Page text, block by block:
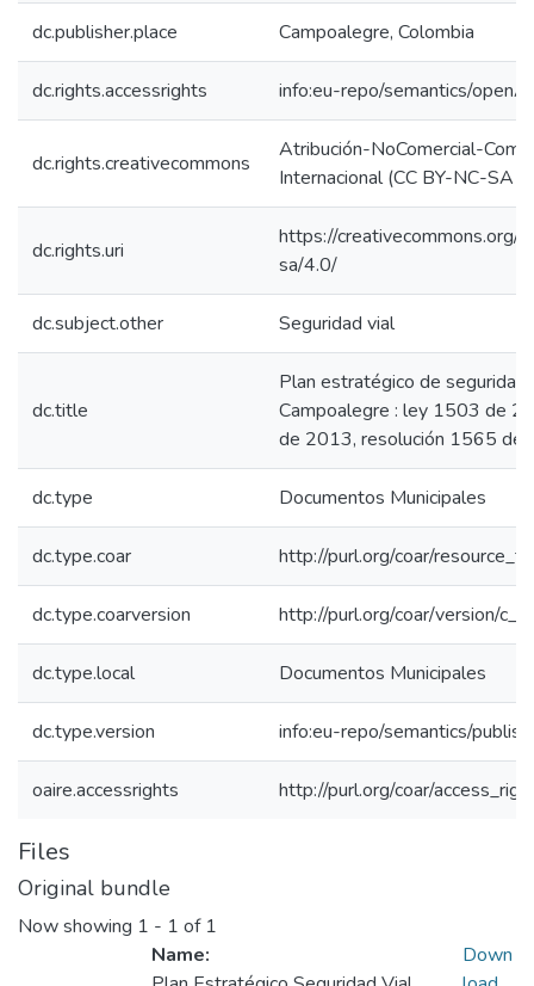
dc.publisher.place Campoalegre, Colombia
dc.rights.accessrights info:eu-repo/semantics/
dc.rights.creativecommons
Atribución-NoComercial-
Internacional (CC BY-NC-SA
dc.rights.uri
https://creativecommons.org/
sa/4.0/
dc.subject.other Seguridad vial
dc.title
Plan estratégico de seguridad
Campoalegre : ley 1503 de
de 2013, resolución 1565 de
dc.type Documentos Municipales
dc.type.coar http://purl.org/coar/
dc.type.coarversion http://purl.org/coar/version/
dc.type.local Documentos Municipales
dc.type.version info:eu-repo/semantics/
oaire.accessrights http://purl.org/coar/
Files
Original bundle
Now showing 1 - 1 of 1
Name:
Down